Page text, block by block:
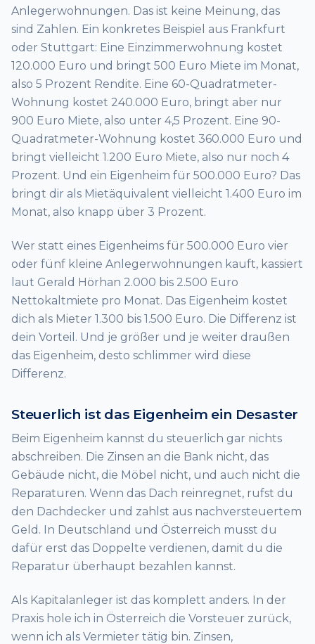
Anlegerwohnungen. Das ist keine Meinung, das
sind Zahlen. Ein konkretes Beispiel aus Frankfurt
oder Stuttgart: Eine Einzimmerwohnung kostet
120.000 Euro und bringt 500 Euro Miete im Monat,
also 5 Prozent Rendite. Eine 60-Quadratmeter-
Wohnung kostet 240.000 Euro, bringt aber nur
900 Euro Miete, also unter 4,5 Prozent. Eine 90-
Quadratmeter-Wohnung kostet 360.000 Euro und
bringt vielleicht 1.200 Euro Miete, also nur noch 4
Prozent. Und ein Eigenheim für 500.000 Euro? Das
bringt dir als Mietäquivalent vielleicht 1.400 Euro im
Monat, also knapp über 3 Prozent.
Wer statt eines Eigenheims für 500.000 Euro vier
oder fünf kleine Anlegerwohnungen kauft, kassiert
laut Gerald Hörhan 2.000 bis 2.500 Euro
Nettokaltmiete pro Monat. Das Eigenheim kostet
dich als Mieter 1.300 bis 1.500 Euro. Die Differenz ist
dein Vorteil. Und je größer und je weiter draußen
das Eigenheim, desto schlimmer wird diese
Differenz.
Steuerlich ist das Eigenheim ein Desaster
Beim Eigenheim kannst du steuerlich gar nichts
abschreiben. Die Zinsen an die Bank nicht, das
Gebäude nicht, die Möbel nicht, und auch nicht die
Reparaturen. Wenn das Dach reinregnet, rufst du
den Dachdecker und zahlst aus nachversteuertem
Geld. In Deutschland und Österreich musst du
dafür erst das Doppelte verdienen, damit du die
Reparatur überhaupt bezahlen kannst.
Als Kapitalanleger ist das komplett anders. In der
Praxis hole ich in Österreich die Vorsteuer zurück,
wenn ich als Vermieter tätig bin. Zinsen,